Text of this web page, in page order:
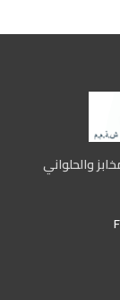
والحلواني